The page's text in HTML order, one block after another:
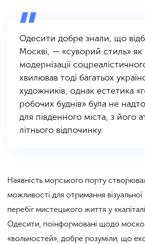
Одесити добре знали, що
Москві, — «суворий стиль» як
модернізації
хвилював тоді багатьох
художників, однак естетика
робочих буднів» була не
для південного міста, з його
літнього відпочинку.
Наявність морського порту
можливості для отримання
перебіг мистецького життя у
Одесити, поінформовані щодо
«вольностей», добре розуміли, що